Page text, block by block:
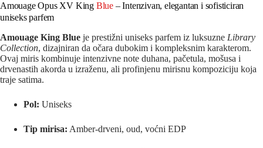
Amouage Opus XV King Blue – Intenzivan, elegantan i sofisticiran
uniseks parfem
Amouage King Blue je prestižni uniseks parfem iz luksuzne Library
Collection, dizajniran da očara dubokim i kompleksnim karakterom.
Ovaj miris kombinuje intenzivne note duhana, pačetula, mošusa i
drvenastih akorda u izraženu, ali profinjenu mirisnu kompoziciju koja
traje satima.
Pol: Uniseks
Tip mirisa: Amber‑drveni, oud, voćni EDP